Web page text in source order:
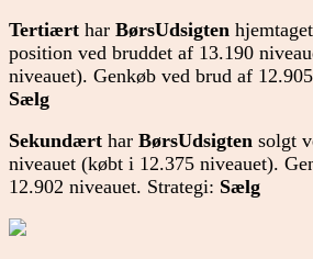
Tertiært har BørsUdsigten
position ved bruddet af 13.190
niveauet). Genkøb ved brud af
Sælg
Sekundært har BørsUdsigten solgt
niveauet (købt i 12.375 niveauet).
12.902 niveauet. Strategi: Sælg